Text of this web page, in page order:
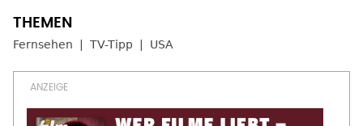
Fernsehen TV-Tipp USA